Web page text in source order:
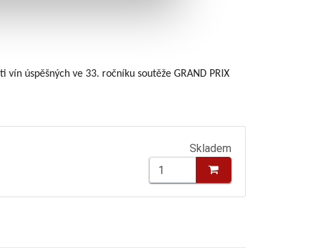
vín úspěšných ve 33. ročníku soutěže GRAND PRIX
Skladem